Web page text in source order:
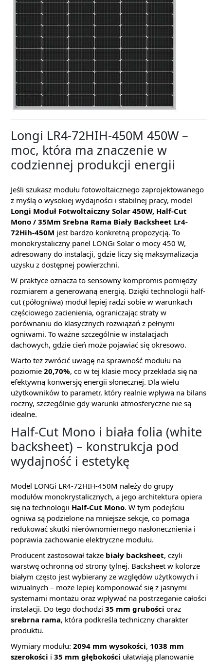
Longi LR4-72HIH-450M 450W –
moc, która ma znaczenie w
codziennej produkcji energii
Jeśli szukasz modułu fotowoltaicznego zaprojektowanego
z myślą o wysokiej wydajności i stabilnej pracy, model
Longi Moduł Fotwoltaiczny Solar 450W, Half-Cut
Mono / 35Mm Srebna Rama Biały Backsheet Lr4-
72Hih-450M jest bardzo konkretną propozycją. To
monokrystaliczny panel LONGi Solar o mocy 450 W,
adresowany do instalacji, gdzie liczy się maksymalizacja
uzysku z dostępnej powierzchni.
W praktyce oznacza to sensowny kompromis pomiędzy
rozmiarem a generowaną energią. Dzięki technologii half-
cut (półogniwa) moduł lepiej radzi sobie w warunkach
częściowego zacienienia, ograniczając straty w
porównaniu do klasycznych rozwiązań z pełnymi
ogniwami. To ważne szczególnie w instalacjach
dachowych, gdzie cień może pojawiać się okresowo.
Warto też zwrócić uwagę na sprawność modułu na
poziomie 20,70%, co w tej klasie mocy przekłada się na
efektywną konwersję energii słonecznej. Dla wielu
użytkowników to parametr, który realnie wpływa na bilans
roczny, szczególnie gdy warunki atmosferyczne nie są
idealne.
Half-Cut Mono i biała folia (white
backsheet) – konstrukcja pod
wydajność i estetykę
Model LONGi LR4-72HIH-450M należy do grupy
modułów monokrystalicznych, a jego architektura opiera
się na technologii Half-Cut Mono. W tym podejściu
ogniwa są podzielone na mniejsze sekcje, co pomaga
redukować skutki nierównomiernego nasłonecznienia i
poprawia zachowanie elektryczne modułu.
Producent zastosował także biały backsheet, czyli
warstwę ochronną od strony tylnej. Backsheet w kolorze
białym często jest wybierany ze względów użytkowych i
wizualnych – może lepiej komponować się z jasnymi
systemami montażu oraz wpływać na postrzeganie całości
instalacji. Do tego dochodzi 35 mm grubości oraz
srebrna rama, która podkreśla techniczny charakter
produktu.
Wymiary modułu: 2094 mm wysokości, 1038 mm
szerokości i 35 mm głębokości ułatwiają planowanie